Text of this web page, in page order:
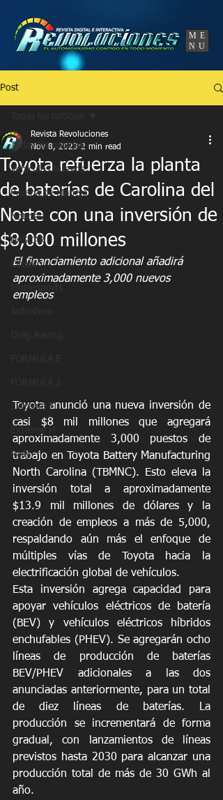
ME
NU
Post
Todas las noticias
Vehículos Nuevos
Prueba de Manejo
Noticias
NASCAR
Circuito
Motorsports
Extreme E
Extreme H
Rally
Toyota refuerza la planta
de baterías de Carolina del
Norte con una inversión de
$8,000 millones
Revista Revoluciones
Nov 8, 2023 2 min read
El financiamiento adicional añadirá
aproximadamente 3,000 nuevos
empleos
Toyota anunció una nueva inversión de
casi $8 mil millones que agregará
aproximadamente 3,000 puestos de
trabajo en Toyota Battery Manufacturing
North Carolina (TBMNC). Esto eleva la
inversión total a aproximadamente
$13.9 mil millones de dólares y la
creación de empleos a más de 5,000,
respaldando aún más el enfoque de
múltiples vías de Toyota hacia la
electrificación global de vehículos.
Esta inversión agrega capacidad para
apoyar vehículos eléctricos de batería
(BEV) y vehículos eléctricos híbridos
enchufables (PHEV). Se agregarán ocho
líneas de producción de baterías
BEV/PHEV adicionales a las dos
anunciadas anteriormente, para un total
de diez líneas de baterías. La
producción se incrementará de forma
gradual, con lanzamientos de líneas
previstos hasta 2030 para alcanzar una
producción total de más de 30 GWh al
año.